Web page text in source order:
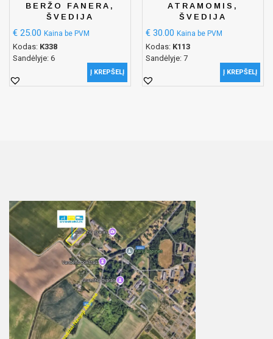
BERŽO FANERA,
ŠVEDIJA
€ 25.00 Kaina be PVM
Kodas: K338
Sandėlyje: 6
Į KREPŠELĮ
ATRAMOMIS,
ŠVEDIJA
€ 30.00 Kaina be PVM
Kodas: K113
Sandėlyje: 7
Į KREPŠELĮ